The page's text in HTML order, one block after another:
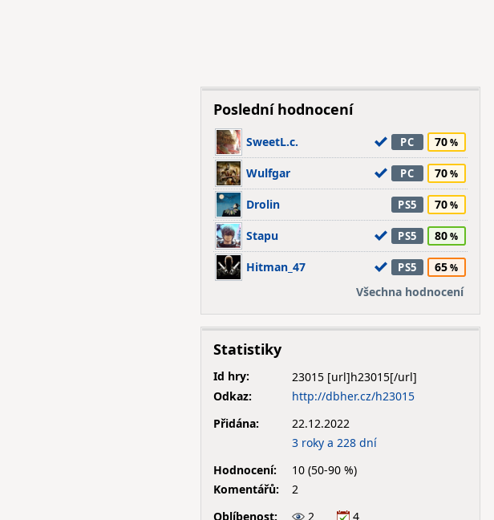
Poslední hodnocení
SweetL.c. PC 70
Wulfgar PC 70
Drolin PS5 70
Stapu PS5 80
Hitman_47 PS5
65
Všechna hodnocení
Statistiky
Id hry:
23015
Odkaz:
http://dbher.cz/h23015
Přidána:
22.12.2022
3 roky a 228 dní
Hodnocení:
10 (50-90 %)
Komentářů:
2
Oblíbenost:
2 4